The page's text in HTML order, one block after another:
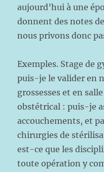
aujourd’hui à une
donnent des notes
nous privons donc
Exemples. Stage de
puis-je le valider en
grossesses et en
obstétrical : puis-je
accouchements, et
chirurgies de
est-ce que les
toute opération y